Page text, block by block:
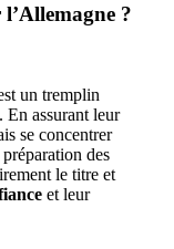
?
un tremplin
. En assurant leur
se concentrer
des
le titre et
et leur